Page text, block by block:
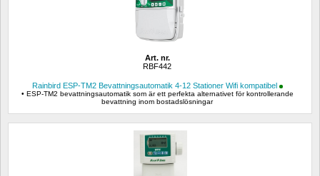
Art. nr.
RBF442
Rainbird ESP-TM2 Bevattningsautomatik 4-12 Stationer Wifi kompatibel
• ESP-TM2 bevattningsautomatik som är ett perfekta alternativet för kontrollerande
bevattning inom bostadslösningar